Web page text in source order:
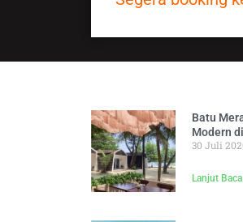
Batu
Modern
30 Juli
Lanjut Baca